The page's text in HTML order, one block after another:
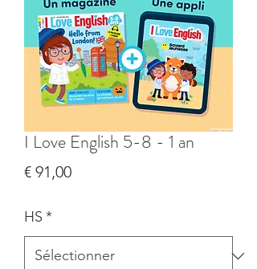
I Love English 5-8 - 1 an
€ 91,00Prix
HS *